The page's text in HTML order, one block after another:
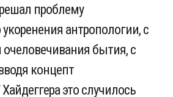
проблему
антропологии, с
бытия, с
концепт
это случилось